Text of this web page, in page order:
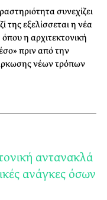
συνεχίζει
της εξελίσσεται η νέα
η αρχιτεκτονική
πριν από την
νέων τρόπων
αντανακλά
ανάγκες όσων